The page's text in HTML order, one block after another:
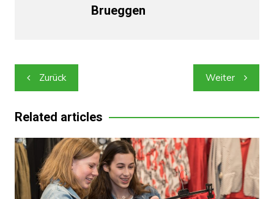
Brueggen
Beitragsnavigation
Zurück Weiter
Related articles